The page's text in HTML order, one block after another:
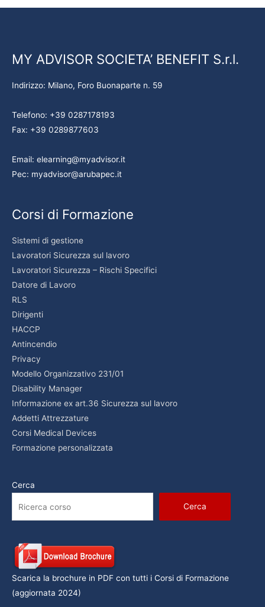
MY ADVISOR SOCIETA’ BENEFIT S.r.l.
Indirizzo: Milano, Foro Buonaparte n. 59
Telefono: +39 0287178193
Fax: +39 0289877603
Email: elearning@myadvisor.it
Pec: myadvisor@arubapec.it
Corsi di Formazione
Sistemi di gestione
Lavoratori Sicurezza sul lavoro
Lavoratori Sicurezza – Rischi Specifici
Datore di Lavoro
RLS
Dirigenti
HACCP
Antincendio
Privacy
Modello Organizzativo 231/01
Disability Manager
Informazione ex art.36 Sicurezza sul lavoro
Addetti Attrezzature
Corsi Medical Devices
Formazione personalizzata
Cerca
Cerca
Scarica la brochure in PDF con tutti i Corsi di Formazione
(aggiornata 2024)